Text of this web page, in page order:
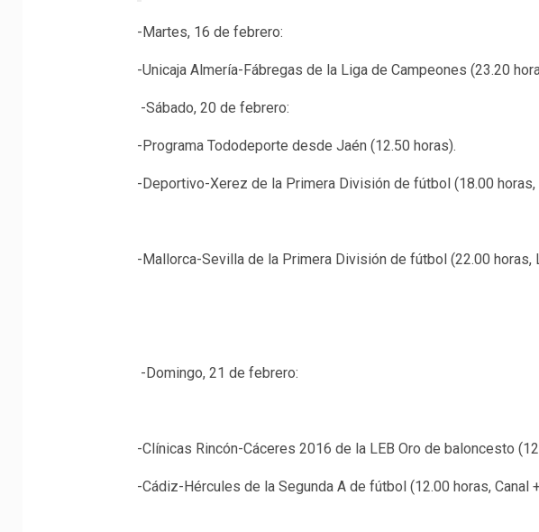
-Martes, 16 de febrero:
-Unicaja Almería-Fábregas de la Liga de Campeones (23.20
-Sábado, 20 de febrero:
-Programa Tododeporte desde Jaén (12.50 horas).
-Deportivo-Xerez de la Primera División de fútbol (18.00 horas,
-Mallorca-Sevilla de la Primera División de fútbol (22.00 horas,
-Domingo, 21 de febrero:
-Clínicas Rincón-Cáceres 2016 de la LEB Oro de baloncesto
-Cádiz-Hércules de la Segunda A de fútbol (12.00 horas, Canal